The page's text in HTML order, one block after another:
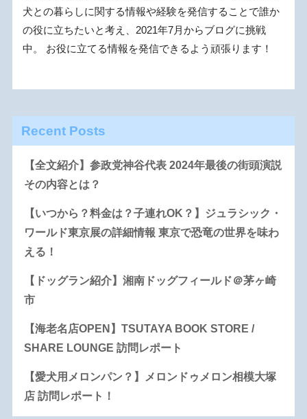
犬との暮らしに関する情報や経験を発信することで誰か
の役に立ちたいと考え、2021年7月からブログに挑戦
中。 お役に立てる情報を発信できるよう頑張ります！
Recent Posts
【全文紹介】参政党神谷代表 2024年最後の街頭演説
その内容とは？
【いつから？料金は？子連れOK？】ジュラシック・
ワールド東京展の詳細情報 東京で恐竜の世界を味わ
える！
【ドッグラン紹介】湘南ドッグフィールド＠茅ヶ崎
市
【海老名店OPEN】TSUTAYA BOOK STORE /
SHARE LOUNGE 訪問レポート
【愛犬用メロンパン？】メロンドゥメロン相模大塚
店 訪問レポート！